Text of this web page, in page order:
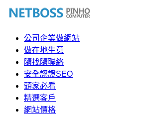
公司企業做網站
做在地生意
隨找隨聯絡
安全認證SEO
頭家必看
精選客戶
網站價格